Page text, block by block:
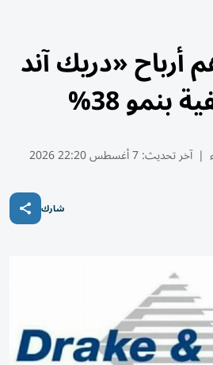
أرباح «دريك آند
38%
| آخر تحديث:7 أغسطس 22:20 2026
شارك